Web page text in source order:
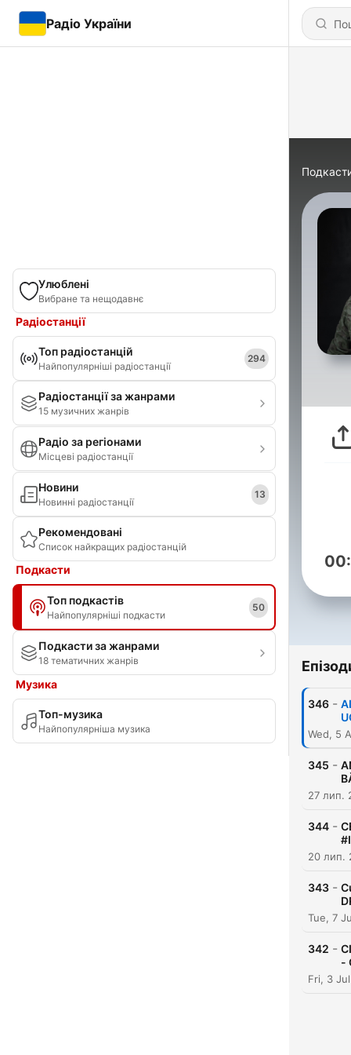
Радіо України
Улюблені
Вибране та нещодавнє
Радіостанції
Топ радіостанцій
Найпопулярніші радіостанції
294
Радіостанції за жанрами
15 музичних жанрів
Радіо за регіонами
Місцеві радіостанції
Новини
Новинні радіостанції
13
Рекомендовані
Список найкращих радіостанцій
Подкасти
Топ подкастів
Найпопулярніші подкасти
50
Подкасти за жанрами
18 тематичних жанрів
Музика
Топ-музика
Найпопулярніша музика
346 -
Wed, 5
345 -
27 лип.
344 -
20 лип.
343 -
Tue, 7
342 -
-
Fri, 3